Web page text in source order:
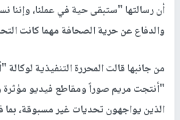
أن رسالتها "ستبقى حية في عملنا، وإننا
والدفاع عن حرية الصحافة مهما كانت
من جانبها قالت المحررة التنفيذية
"أنتجت مريم صوراً ومقاطع فيديو مؤثرة
الذين يواجهون تحديات غير مسبوقة، بما